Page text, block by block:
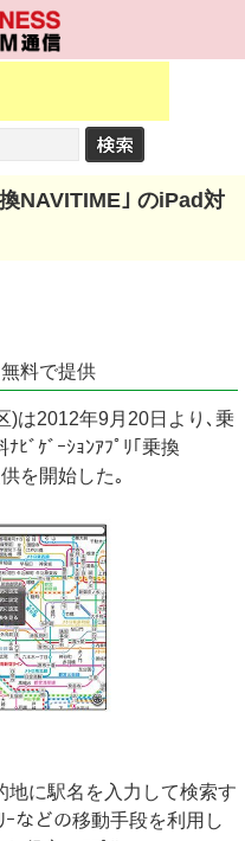
NAVITIME｣ のiPad対
料で提供
)は2012年9月20日より､乗
ﾋﾞｹﾞｰｼｮﾝｱﾌﾟﾘ｢乗換
を開始した｡
地に駅名を入力して検索す
ｰなどの移動手段を利用し